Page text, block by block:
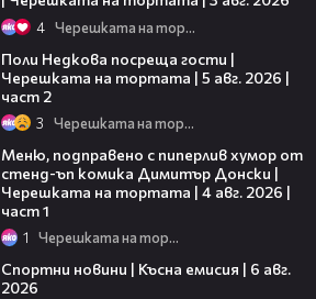
4 Черешката на тортата
Поли Недкова посреща гости |
Черешката на тортата | 5 авг. 2026 |
част 2
3 Черешката на тортата
Меню, подправено с пиперлив хумор от
стенд-ъп комика Димитър Донски |
Черешката на тортата | 4 авг. 2026 |
част 1
1 Черешката на тортата
Спортни новини | Късна емисия | 6 авг.
2026